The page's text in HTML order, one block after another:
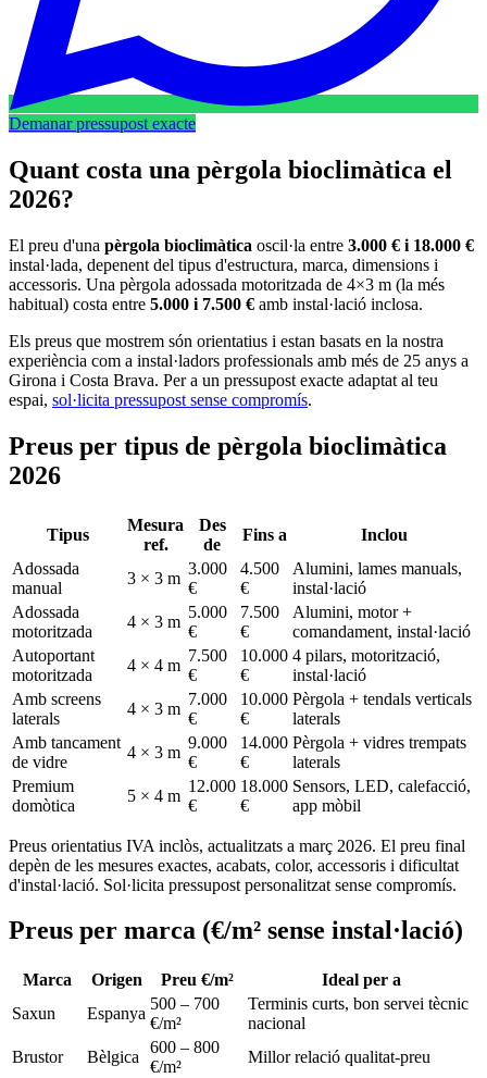
Demanar pressupost exacte
Quant costa una pèrgola bioclimàtica el
2026?
El preu d'una pèrgola bioclimàtica oscil·la entre 3.000 € i 18.000 €
instal·lada, depenent del tipus d'estructura, marca, dimensions i
accessoris. Una pèrgola adossada motoritzada de 4×3 m (la més
habitual) costa entre 5.000 i 7.500 € amb instal·lació inclosa.
Els preus que mostrem són orientatius i estan basats en la nostra
experiència com a instal·ladors professionals amb més de 25 anys a
Girona i Costa Brava. Per a un pressupost exacte adaptat al teu
espai, sol·licita pressupost sense compromís.
Preus per tipus de pèrgola bioclimàtica
2026
Tipus
Mesura
ref.
Des
de
Fins a
Inclou
Adossada
manual
3 × 3 m
3.000
€
4.500
€
Alumini, lames manuals,
instal·lació
Adossada
motoritzada
4 × 3 m
5.000
€
7.500
€
Alumini, motor +
comandament, instal·lació
Autoportant
motoritzada
4 × 4 m
7.500
€
10.000
€
4 pilars, motorització,
instal·lació
Amb screens
laterals
4 × 3 m
7.000
€
10.000
€
Pèrgola + tendals verticals
laterals
Amb tancament
de vidre
4 × 3 m
9.000
€
14.000
€
Pèrgola + vidres trempats
laterals
Premium
domòtica
5 × 4 m
12.000
€
18.000
€
Sensors, LED, calefacció,
app mòbil
Preus orientatius IVA inclòs, actualitzats a març 2026. El preu final
depèn de les mesures exactes, acabats, color, accessoris i dificultat
d'instal·lació. Sol·licita pressupost personalitzat sense compromís.
Preus per marca (€/m² sense instal·lació)
Marca Origen Preu €/m²
Ideal per a
Saxun
Espanya
500 – 700
€/m²
Terminis curts, bon servei tècnic
nacional
Brustor
Bèlgica
600 – 800
€/m²
Millor relació qualitat-preu